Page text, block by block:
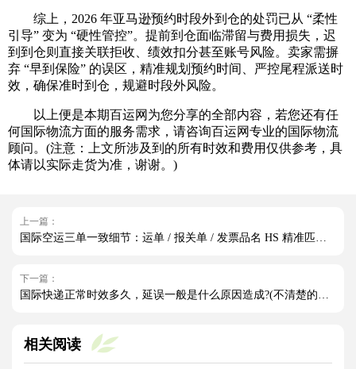
综上，2026 年亚马逊预约时段外到仓的处罚已从 “柔性
引导” 变为 “硬性管控”。提前到仓面临滞留与费用损失，迟
到到仓则直接关联拒收、绩效扣分甚至账号风险。卖家需摒
弃 “早到保险” 的误区，精准规划预约时间、严控尾程派送时
效，确保准时到仓，规避时段外风险。
以上便是本期百运网为您分享的全部内容，若您还有任
何国际物流方面的服务需求，请咨询百运网专业的国际物流
顾问。(注意：上文所涉及到的所有时效和费用仅供参考，具
体请以实际走货为准，谢谢。)
上一篇：
下一篇：
相关阅读